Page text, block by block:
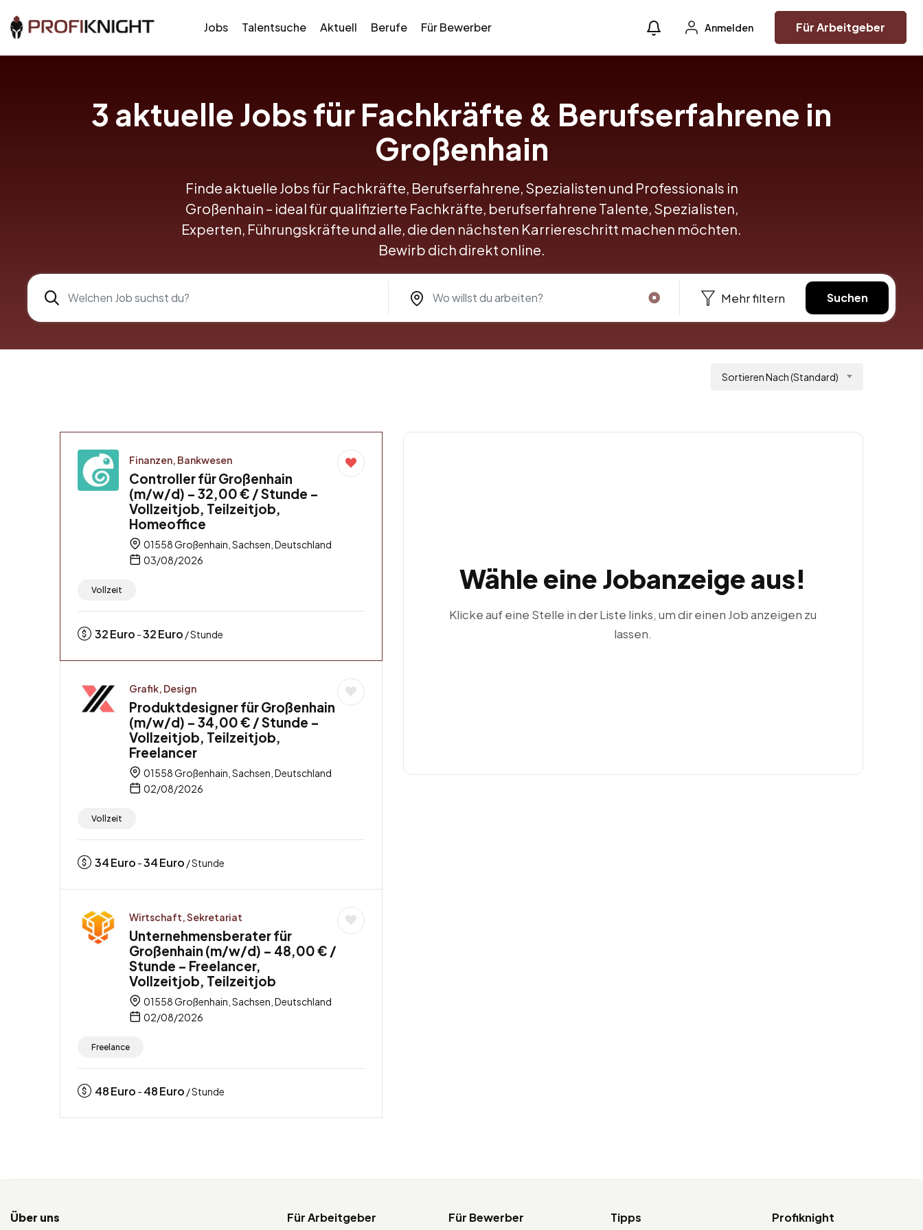
Jobs Talentsuche Aktuell Berufe Für Bewerber Anmelden Für Arbeitgeber
3 aktuelle Jobs für Fachkräfte & Berufserfahrene in
Großenhain
Finde aktuelle Jobs für Fachkräfte, Berufserfahrene, Spezialisten und Professionals in
Großenhain – ideal für qualifizierte Fachkräfte, berufserfahrene Talente, Spezialisten,
Experten, Führungskräfte und alle, die den nächsten Karriereschritt machen möchten.
Bewirb dich direkt online.
Mehr filtern Suchen
Sortieren Nach (Standard)
Finanzen, Bankwesen
Controller für Großenhain
(m/w/d) – 32,00 € / Stunde –
Vollzeitjob, Teilzeitjob,
Homeoffice
01558 Großenhain, Sachsen, Deutschland
03/08/2026
Vollzeit
32Euro -32Euro / Stunde
Grafik, Design
Produktdesigner für Großenhain
(m/w/d) – 34,00 € / Stunde –
Vollzeitjob, Teilzeitjob,
Freelancer
01558 Großenhain, Sachsen, Deutschland
02/08/2026
Vollzeit
34Euro -34Euro / Stunde
Wirtschaft, Sekretariat
Unternehmensberater für
Großenhain (m/w/d) – 48,00 € /
Stunde – Freelancer,
Vollzeitjob, Teilzeitjob
01558 Großenhain, Sachsen, Deutschland
02/08/2026
Freelance
48Euro - 48Euro / Stunde
Wähle eine Jobanzeige aus!
Klicke auf eine Stelle in der Liste links, um dir einen Job anzeigen zu
lassen.
Über uns Für Arbeitgeber Für Bewerber Tipps Profiknight